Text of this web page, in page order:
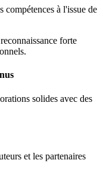
à l'issue de
forte
solides avec des
et les partenaires